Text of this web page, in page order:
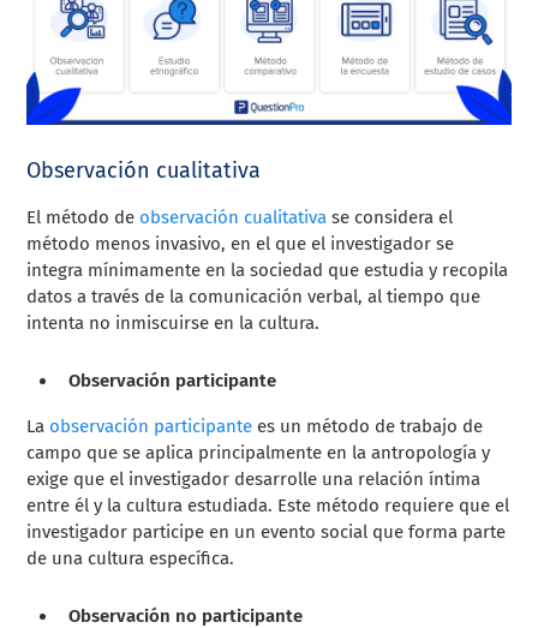
Observación cualitativa
El método de observación cualitativa se considera el
método menos invasivo, en el que el investigador se
integra mínimamente en la sociedad que estudia y recopila
datos a través de la comunicación verbal, al tiempo que
intenta no inmiscuirse en la cultura.
Observación participante
La observación participante es un método de trabajo de
campo que se aplica principalmente en la antropología y
exige que el investigador desarrolle una relación íntima
entre él y la cultura estudiada. Este método requiere que el
investigador participe en un evento social que forma parte
de una cultura específica.
Observación no participante